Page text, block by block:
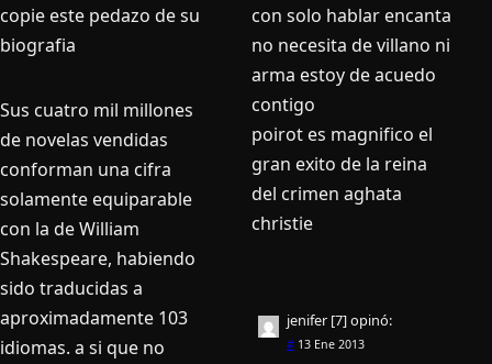
copie este pedazo de su
biografia
Sus cuatro mil millones
de novelas vendidas
conforman una cifra
solamente equiparable
con la de William
Shakespeare, habiendo
sido traducidas a
aproximadamente 103
idiomas. a si que no
con solo hablar encanta
no necesita de villano ni
arma estoy de acuedo
contigo
poirot es magnifico el
gran exito de la reina
del crimen aghata
christie
jenifer [7]opinó:
#13 Ene 2013